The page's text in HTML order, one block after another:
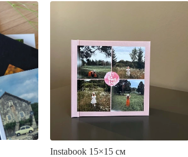
Instabook 15×15 см